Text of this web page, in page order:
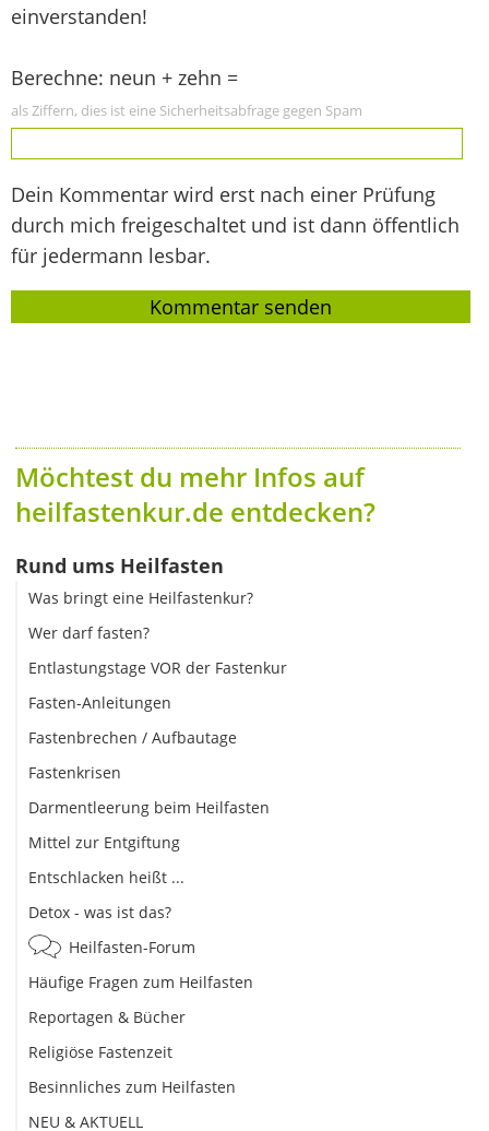
einverstanden!
Berechne: neun + zehn =
als Ziffern, dies ist eine Sicherheitsabfrage gegen Spam
Dein Kommentar wird erst nach einer Prüfung
durch mich freigeschaltet und ist dann öffentlich
für jedermann lesbar.
Möchtest du mehr Infos auf
heilfastenkur.de entdecken?
Rund ums Heilfasten
Was bringt eine Heilfastenkur?
Wer darf fasten?
Entlastungstage VOR der Fastenkur
Fasten-Anleitungen
Fastenbrechen / Aufbautage
Fastenkrisen
Darmentleerung beim Heilfasten
Mittel zur Entgiftung
Entschlacken heißt ...
Detox - was ist das?
Heilfasten-Forum
Häufige Fragen zum Heilfasten
Reportagen & Bücher
Religiöse Fastenzeit
Besinnliches zum Heilfasten
NEU & AKTUELL